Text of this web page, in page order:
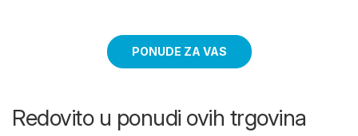
PONUDE ZA VAS
Redovito u ponudi ovih trgovina